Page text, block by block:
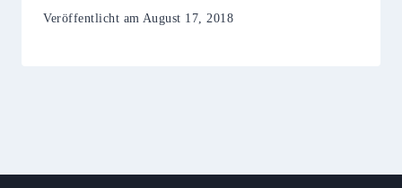
Veröffentlicht am August 17, 2018